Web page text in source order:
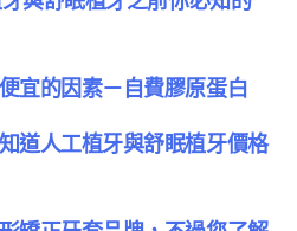
宜的因素－自費膠原蛋白
道人工植牙與舒眠植牙價格